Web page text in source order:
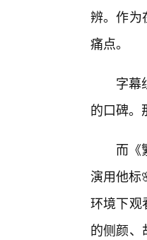
辨。作为
痛点。
字幕
的口碑。
而《
演用他标
环境下观
的侧颜、